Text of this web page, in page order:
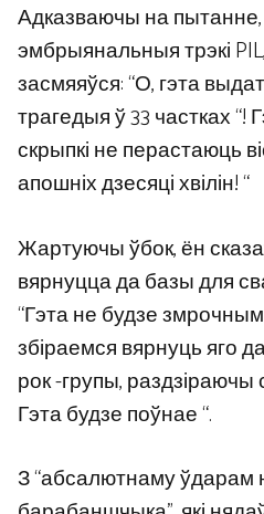
Адказваючы на ​​пытанне,
эмбрыянальныя трэкі
засмяяўся: “О, гэта
трагедыя ў 33 частках “!
скрыпкі не перастаюць
апошніх дзесяці хвілін! “
Жартуючы ўбок, ён
вярнуцца да базы для
“Гэта не будзе
збіраемся вярнуць яго
рок -групы,
Гэта будзе поўнае “.
З “абсалютнаму ўдарам